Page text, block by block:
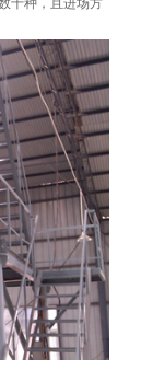
十种，且进场方